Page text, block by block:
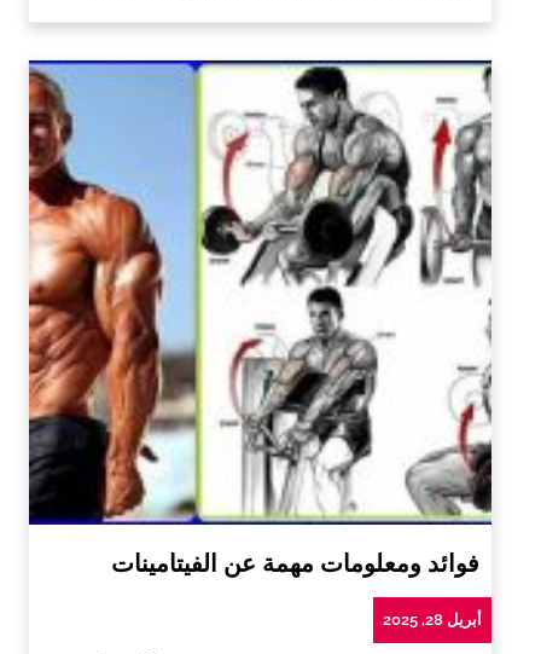
فوائد ومعلومات مهمة عن الفيتامينات
أبريل 28, 2025